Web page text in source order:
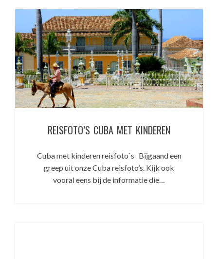
REISFOTO’S CUBA MET KINDEREN
Cuba met kinderen reisfoto`s Bijgaand een
greep uit onze Cuba reisfoto’s. Kijk ook
vooral eens bij de informatie die…